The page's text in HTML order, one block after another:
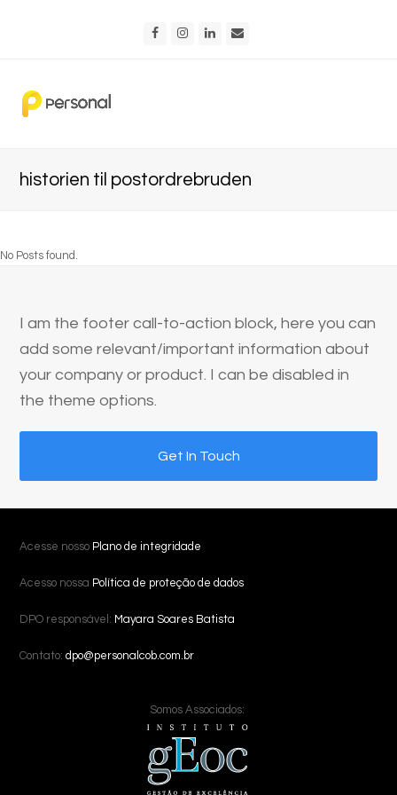
FacebookInstagram
LinkedIn
historien til postordrebruden
No Posts found.
I am the footer call-to-action block, here you can
add some relevant/important information about
your company or product. I can be disabled in
the theme options.
Get In Touch
Acesse nosso Plano de integridade
Acesso nossa Política de proteção de dados
DPO responsável: Mayara Soares Batista
Contato:dpo@personalcob.com.br
Somos Associados: